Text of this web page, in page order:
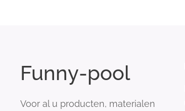
Funny-pool
Voor al u producten, materialen